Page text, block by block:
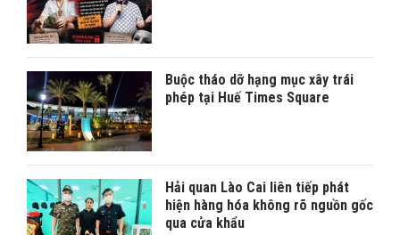
Buộc tháo dỡ hạng mục xây trái
phép tại Huế Times Square
Hải quan Lào Cai liên tiếp phát
hiện hàng hóa không rõ nguồn gốc
qua cửa khẩu